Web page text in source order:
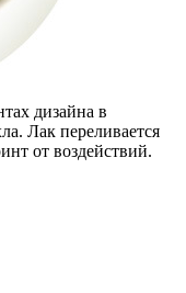
дизайна в
Лак переливается
от воздействий.